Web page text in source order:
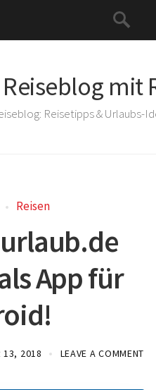
Reiseblog mit
Reisetipps & Urlaubs-
Reisen
App für
13, 2018 LEAVE A COMMENT